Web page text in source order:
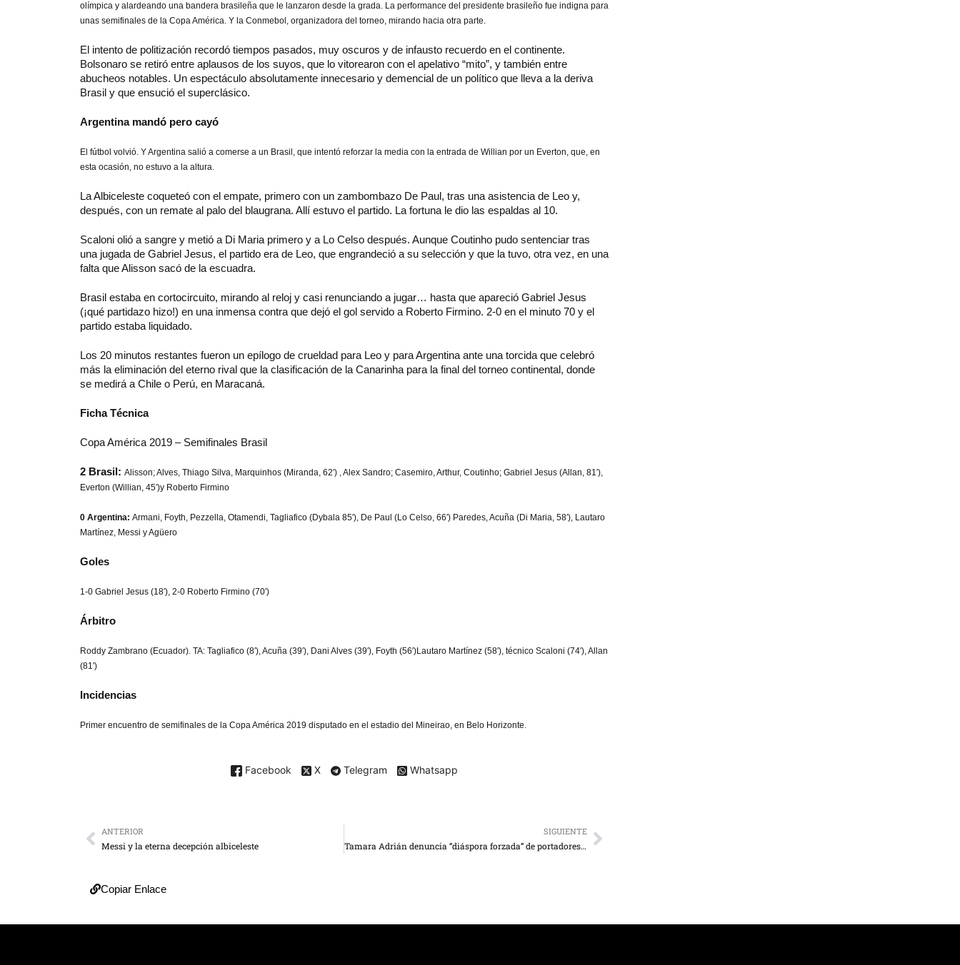
olímpica y alardeando una bandera brasileña que le lanzaron desde la grada. La performance del presidente brasileño fue indigna para
unas semifinales de la Copa América. Y la Conmebol, organizadora del torneo, mirando hacia otra parte.
El intento de politización recordó tiempos pasados, muy oscuros y de infausto recuerdo en el continente.
Bolsonaro se retiró entre aplausos de los suyos, que lo vitorearon con el apelativo “mito”, y también entre
abucheos notables. Un espectáculo absolutamente innecesario y demencial de un político que lleva a la deriva
Brasil y que ensució el superclásico.
Argentina mandó pero cayó
El fútbol volvió. Y Argentina salió a comerse a un Brasil, que intentó reforzar la media con la entrada de Willian por un Everton, que, en
esta ocasión, no estuvo a la altura.
La Albiceleste coqueteó con el empate, primero con un zambombazo De Paul, tras una asistencia de Leo y,
después, con un remate al palo del blaugrana. Allí estuvo el partido. La fortuna le dio las espaldas al 10.
Scaloni olió a sangre y metió a Di Maria primero y a Lo Celso después. Aunque Coutinho pudo sentenciar tras
una jugada de Gabriel Jesus, el partido era de Leo, que engrandeció a su selección y que la tuvo, otra vez, en una
falta que Alisson sacó de la escuadra.
Brasil estaba en cortocircuito, mirando al reloj y casi renunciando a jugar… hasta que apareció Gabriel Jesus
(¡qué partidazo hizo!) en una inmensa contra que dejó el gol servido a Roberto Firmino. 2-0 en el minuto 70 y el
partido estaba liquidado.
Los 20 minutos restantes fueron un epílogo de crueldad para Leo y para Argentina ante una torcida que celebró
más la eliminación del eterno rival que la clasificación de la Canarinha para la final del torneo continental, donde
se medirá a Chile o Perú, en Maracaná.
Ficha Técnica
Copa América 2019 – Semifinales Brasil
2 Brasil: Alisson; Alves, Thiago Silva, Marquinhos (Miranda, 62′) , Alex Sandro; Casemiro, Arthur, Coutinho; Gabriel Jesus (Allan, 81′),
Everton (Willian, 45′)y Roberto Firmino
0 Argentina: Armani, Foyth, Pezzella, Otamendi, Tagliafico (Dybala 85′), De Paul (Lo Celso, 66′) Paredes, Acuña (Di Maria, 58′), Lautaro
Martínez, Messi y Agüero
Goles
1-0 Gabriel Jesus (18′), 2-0 Roberto Firmino (70′)
Árbitro
Roddy Zambrano (Ecuador). TA: Tagliafico (8′), Acuña (39′), Dani Alves (39′), Foyth (56′)Lautaro Martínez (58′), técnico Scaloni (74′), Allan
(81′)
Incidencias
Primer encuentro de semifinales de la Copa América 2019 disputado en el estadio del Mineirao, en Belo Horizonte.
Facebook X Telegram Whatsapp
ANTERIOR
Messi y la eterna decepción albiceleste
SIGUIENTE
Tamara Adrián denuncia “diáspora forzada” de portadores del VIH
Copiar Enlace